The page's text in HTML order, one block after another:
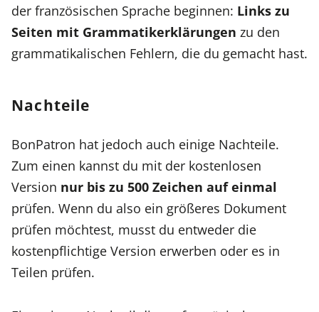
der französischen Sprache beginnen: Links zu
Seiten mit Grammatikerklärungen zu den
grammatikalischen Fehlern, die du gemacht hast.
Nachteile
BonPatron hat jedoch auch einige Nachteile.
Zum einen kannst du mit der kostenlosen
Version nur bis zu 500 Zeichen auf einmal
prüfen. Wenn du also ein größeres Dokument
prüfen möchtest, musst du entweder die
kostenpflichtige Version erwerben oder es in
Teilen prüfen.